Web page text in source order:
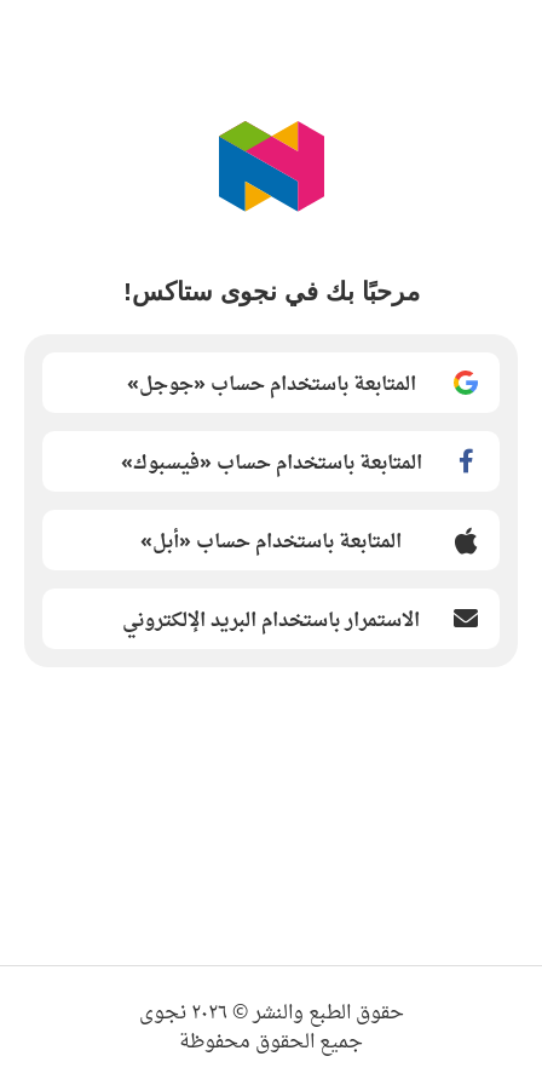
مرحبًا بك في نجوى ستاكس!
المتابعة باستخدام حساب «جوجل»
المتابعة باستخدام حساب «فيسبوك»
المتابعة باستخدام حساب «أبل»
الاستمرار باستخدام البريد الإلكتروني
حقوق الطبع والنشر © ٢٠٢٦ نجوى
جميع الحقوق محفوظة